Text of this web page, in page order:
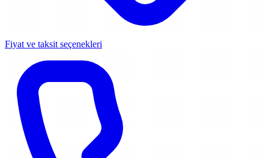
Fiyat ve taksit seçenekleri